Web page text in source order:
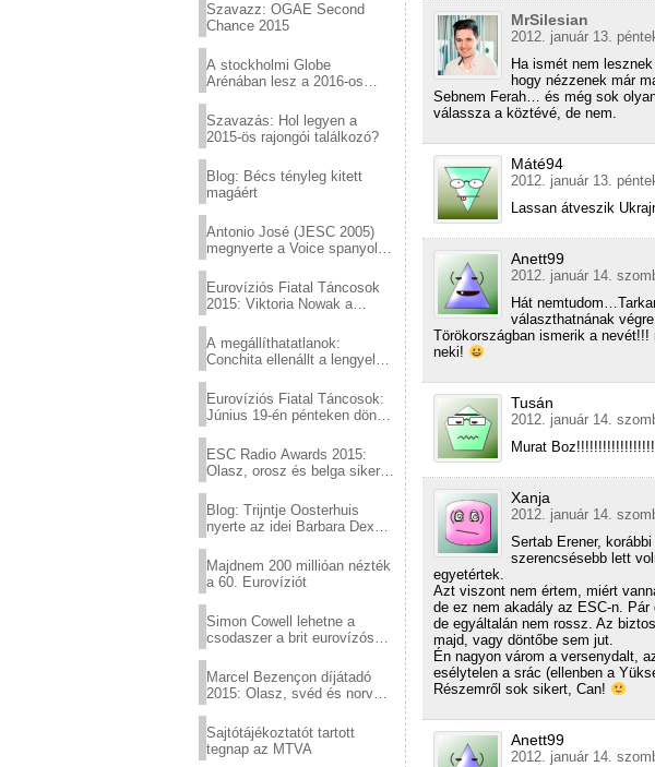
Szavazz: OGAE Second
Chance 2015
A stockholmi Globe
Arénában lesz a 2016-os
Szavazás: Hol legyen a
2015-ös rajongói találkozó?
Blog: Bécs tényleg kitett
magáért
Antonio José (JESC 2005)
megnyerte a Voice spanyol
Eurovíziós Fiatal Táncosok
2015: Viktoria Nowak a
A megállíthatatlanok:
Conchita ellenállt a lengyel
Eurovíziós Fiatal Táncosok:
Június 19-én pénteken döntő
ESC Radio Awards 2015:
Olasz, orosz és belga siker,
Blog: Trijntje Oosterhuis
nyerte az idei Barbara Dex
Majdnem 200 millióan nézték
a 60. Eurovíziót
Simon Cowell lehetne a
csodaszer a brit eurovízós
Marcel Bezençon díjátadó
2015: Olasz, svéd és norvég
Sajtótájékoztatót tartott
tegnap az MTVA
MrSilesian
2012. január 13.
Ha ismét nem
hogy nézzenek már
Sebnem Ferah… és még sok
válassza a köztévé, de nem.
Máté94
2012. január 13.
Lassan átveszik
Anett99
2012. január 14.
Hát
választhatnának
Törökországban ismerik a
neki!
Tusán
2012. január 14.
Murat
Xanja
2012. január 14.
Sertab Erener,
szerencsésebb lett
egyetértek.
Azt viszont nem értem, miért
de ez nem akadály az ESC-n.
de egyáltalán nem rossz. Az
majd, vagy döntőbe sem jut.
Én nagyon várom a versenydalt,
esélytelen a srác (ellenben a
Részemről sok sikert, Can!
Anett99
2012. január 14.